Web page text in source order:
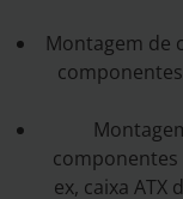
Montagem de
ex, caixa ATX